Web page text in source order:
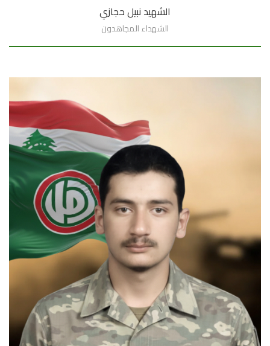
الشهيد نبيل حجازي
الشهداء المجاهدون
السيرة الذاتية